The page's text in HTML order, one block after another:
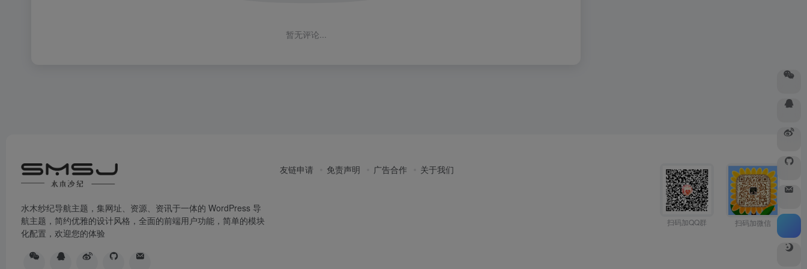
暂无评论...
水木纱纪导航主题，集网址、资源、资讯于一体的 WordPress 导
航主题，简约优雅的设计风格，全面的前端用户功能，简单的模块
化配置，欢迎您的体验
友链申请 免责声明 广告合作 关于我们
扫码加QQ群 扫码加微信